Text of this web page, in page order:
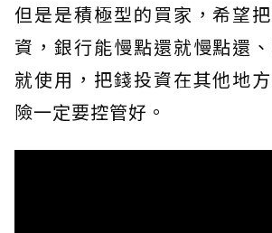
但是是積極型的買家，希望
資，銀行能慢點還就慢點還
就使用，把錢投資在其他地
險一定要控管好。